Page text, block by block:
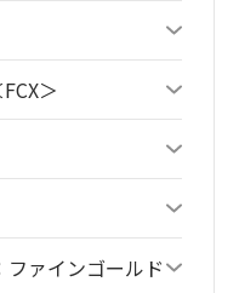
＞
ファインゴールド